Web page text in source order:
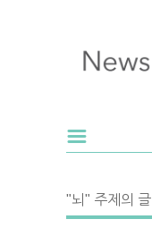
"뇌" 주제의 글